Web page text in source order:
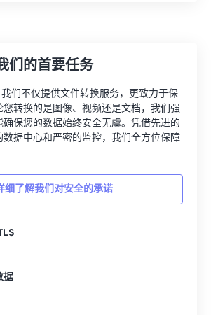
们的首要任务
们不仅提供文件转换服务，更致力于保
转换的是图像、视频还是文档，我们强
保您的数据始终安全无虞。凭借先进的
据中心和严密的监控，我们全方位保障
细了解我们对安全的承诺
据